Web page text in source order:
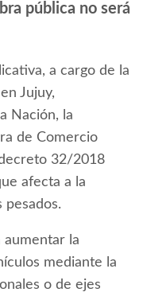
pública no será
a cargo de la
Jujuy,
Nación, la
de Comercio
32/2018
afecta a la
pesados.
aumentar la
mediante la
o de ejes